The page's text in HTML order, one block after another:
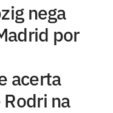
nega
por
acerta
na